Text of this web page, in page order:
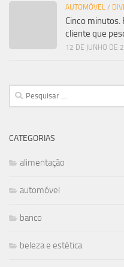
AUTOMÓVEL /
Cinco minutos.
cliente que
12 DE JUNHO DE
Pesquisar
por:
CATEGORIAS
alimentação
automóvel
banco
beleza e estética